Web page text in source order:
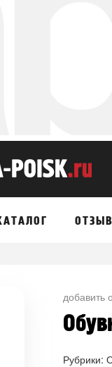
добавить
Рубрики: